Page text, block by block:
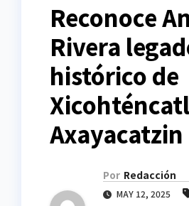
Reconoce
Rivera
histórico de
Xicohténcatl
Axayacatzin
Por Redacción
MAY 12, 2025